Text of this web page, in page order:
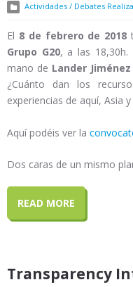
Actividades / Debates
El 8 de febrero de 2018
Grupo G20, a las 18,30h.
mano de Lander
¿Cuánto dan los
experiencias de aquí, Asia
Aquí podéis ver la
Dos caras de un mismo
READ MORE
Transparency